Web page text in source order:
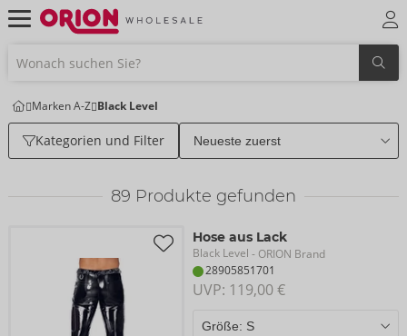
Marken A-Z Black Level
Kategorien und Filter
89 Produkte gefunden
Hose aus Lack
Black Level - ORION Brand
28905851701
UVP: 119,00 €